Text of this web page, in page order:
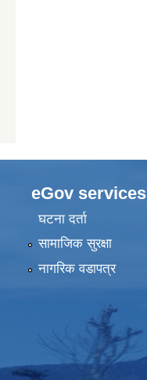
eGov services
घटना दर्ता
सामाजिक सुरक्षा
नागरिक वडापत्र